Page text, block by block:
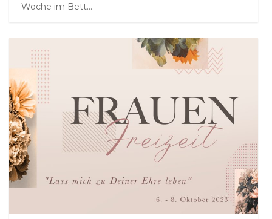
Woche im Bett...